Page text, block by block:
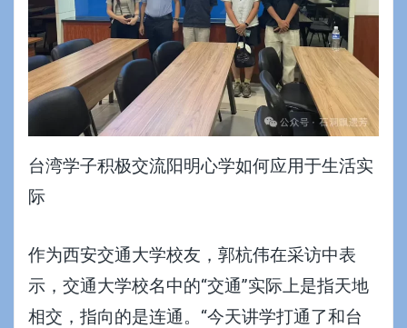
台湾学子积极交流阳明心学如何应用于生活实
际
作为西安交通大学校友，郭杭伟在采访中表
示，交通大学校名中的“交通”实际上是指天地
相交，指向的是连通。“今天讲学打通了和台